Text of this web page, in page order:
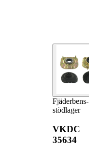
Fjäderbens-
stödlager
VKDC
35634